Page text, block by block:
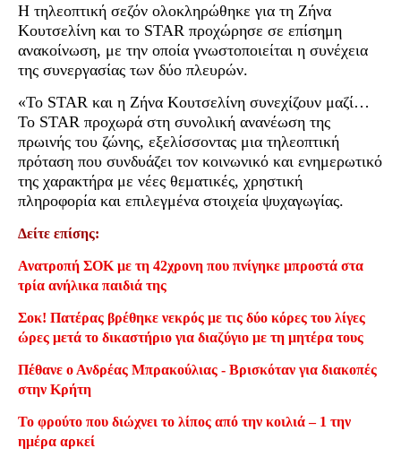
Η τηλεοπτική σεζόν ολοκληρώθηκε για τη Ζήνα
Κουτσελίνη και το STAR προχώρησε σε επίσημη
ανακοίνωση, με την οποία γνωστοποιείται η συνέχεια
της συνεργασίας των δύο πλευρών.
«Το STAR και η Ζήνα Κουτσελίνη συνεχίζουν μαζί…
Το STAR προχωρά στη συνολική ανανέωση της
πρωινής του ζώνης, εξελίσσοντας μια τηλεοπτική
πρόταση που συνδυάζει τον κοινωνικό και ενημερωτικό
της χαρακτήρα με νέες θεματικές, χρηστική
πληροφορία και επιλεγμένα στοιχεία ψυχαγωγίας.
Δείτε επίσης:
Ανατροπή ΣΟΚ με τη 42χρονη που πνίγηκε μπροστά στα
τρία ανήλικα παιδιά της
Σοκ! Πατέρας βρέθηκε νεκρός με τις δύο κόρες του λίγες
ώρες μετά το δικαστήριο για διαζύγιο με τη μητέρα τους
Πέθανε ο Ανδρέας Μπρακούλιας - Βρισκόταν για διακοπές
στην Κρήτη
Το φρούτο που διώχνει το λίπος από την κοιλιά – 1 την
ημέρα αρκεί